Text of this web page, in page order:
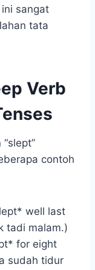
sangat
tata
Verb
contoh
well last
tadi malam.)
for eight
sudah tidur